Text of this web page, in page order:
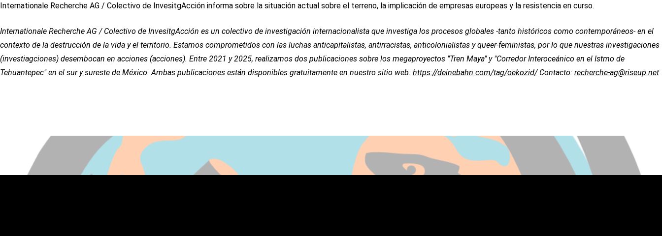
Internationale Recherche AG / Colectivo de InvesitgAcción informa sobre la situación actual sobre el terreno, la implicación de empresas europeas y la resistencia en curso.
Internationale Recherche AG / Colectivo de InvesitgAcción es un colectivo de investigación internacionalista que investiga los procesos globales -tanto históricos como contemporáneos- en el
contexto de la destrucción de la vida y el territorio. Estamos comprometidos con las luchas anticapitalistas, antirracistas, anticolonialistas y queer-feministas, por lo que nuestras investigaciones
(investiagciones) desembocan en acciones (acciones). Entre 2021 y 2025, realizamos dos publicaciones sobre los megaproyectos "Tren Maya" y "Corredor Interoceánico en el Istmo de
Tehuantepec" en el sur y sureste de México. Ambas publicaciones están disponibles gratuitamente en nuestro sitio web: https://deinebahn.com/tag/oekozid/Contacto: recherche-ag@riseup.net